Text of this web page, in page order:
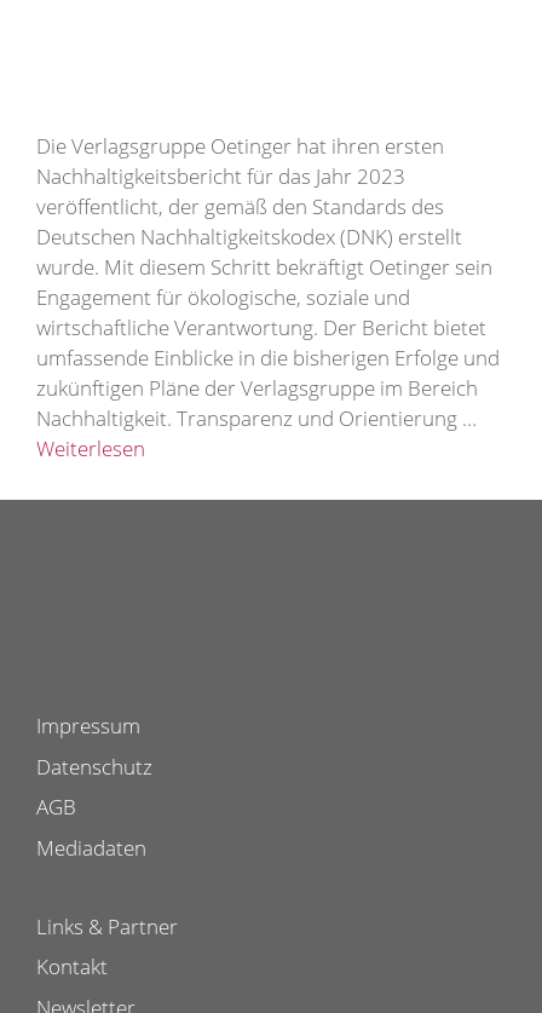
Die Verlagsgruppe Oetinger hat ihren ersten
Nachhaltigkeitsbericht für das Jahr 2023
veröffentlicht, der gemäß den Standards des
Deutschen Nachhaltigkeitskodex (DNK) erstellt
wurde. Mit diesem Schritt bekräftigt Oetinger sein
Engagement für ökologische, soziale und
wirtschaftliche Verantwortung. Der Bericht bietet
umfassende Einblicke in die bisherigen Erfolge und
zukünftigen Pläne der Verlagsgruppe im Bereich
Nachhaltigkeit. Transparenz und Orientierung …
Weiterlesen
Impressum
Datenschutz
AGB
Mediadaten
Links & Partner
Kontakt
Newsletter